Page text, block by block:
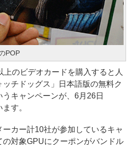
POP
のビデオカードを購入すると人
チドッグス」日本語版の無料ク
キャンペーンが、6月26日
す。
カー計10社が参加しているキャ
の対象GPUにクーポンがバンドル